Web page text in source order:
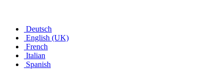
Deutsch
English (UK)
French
Italian
Spanish